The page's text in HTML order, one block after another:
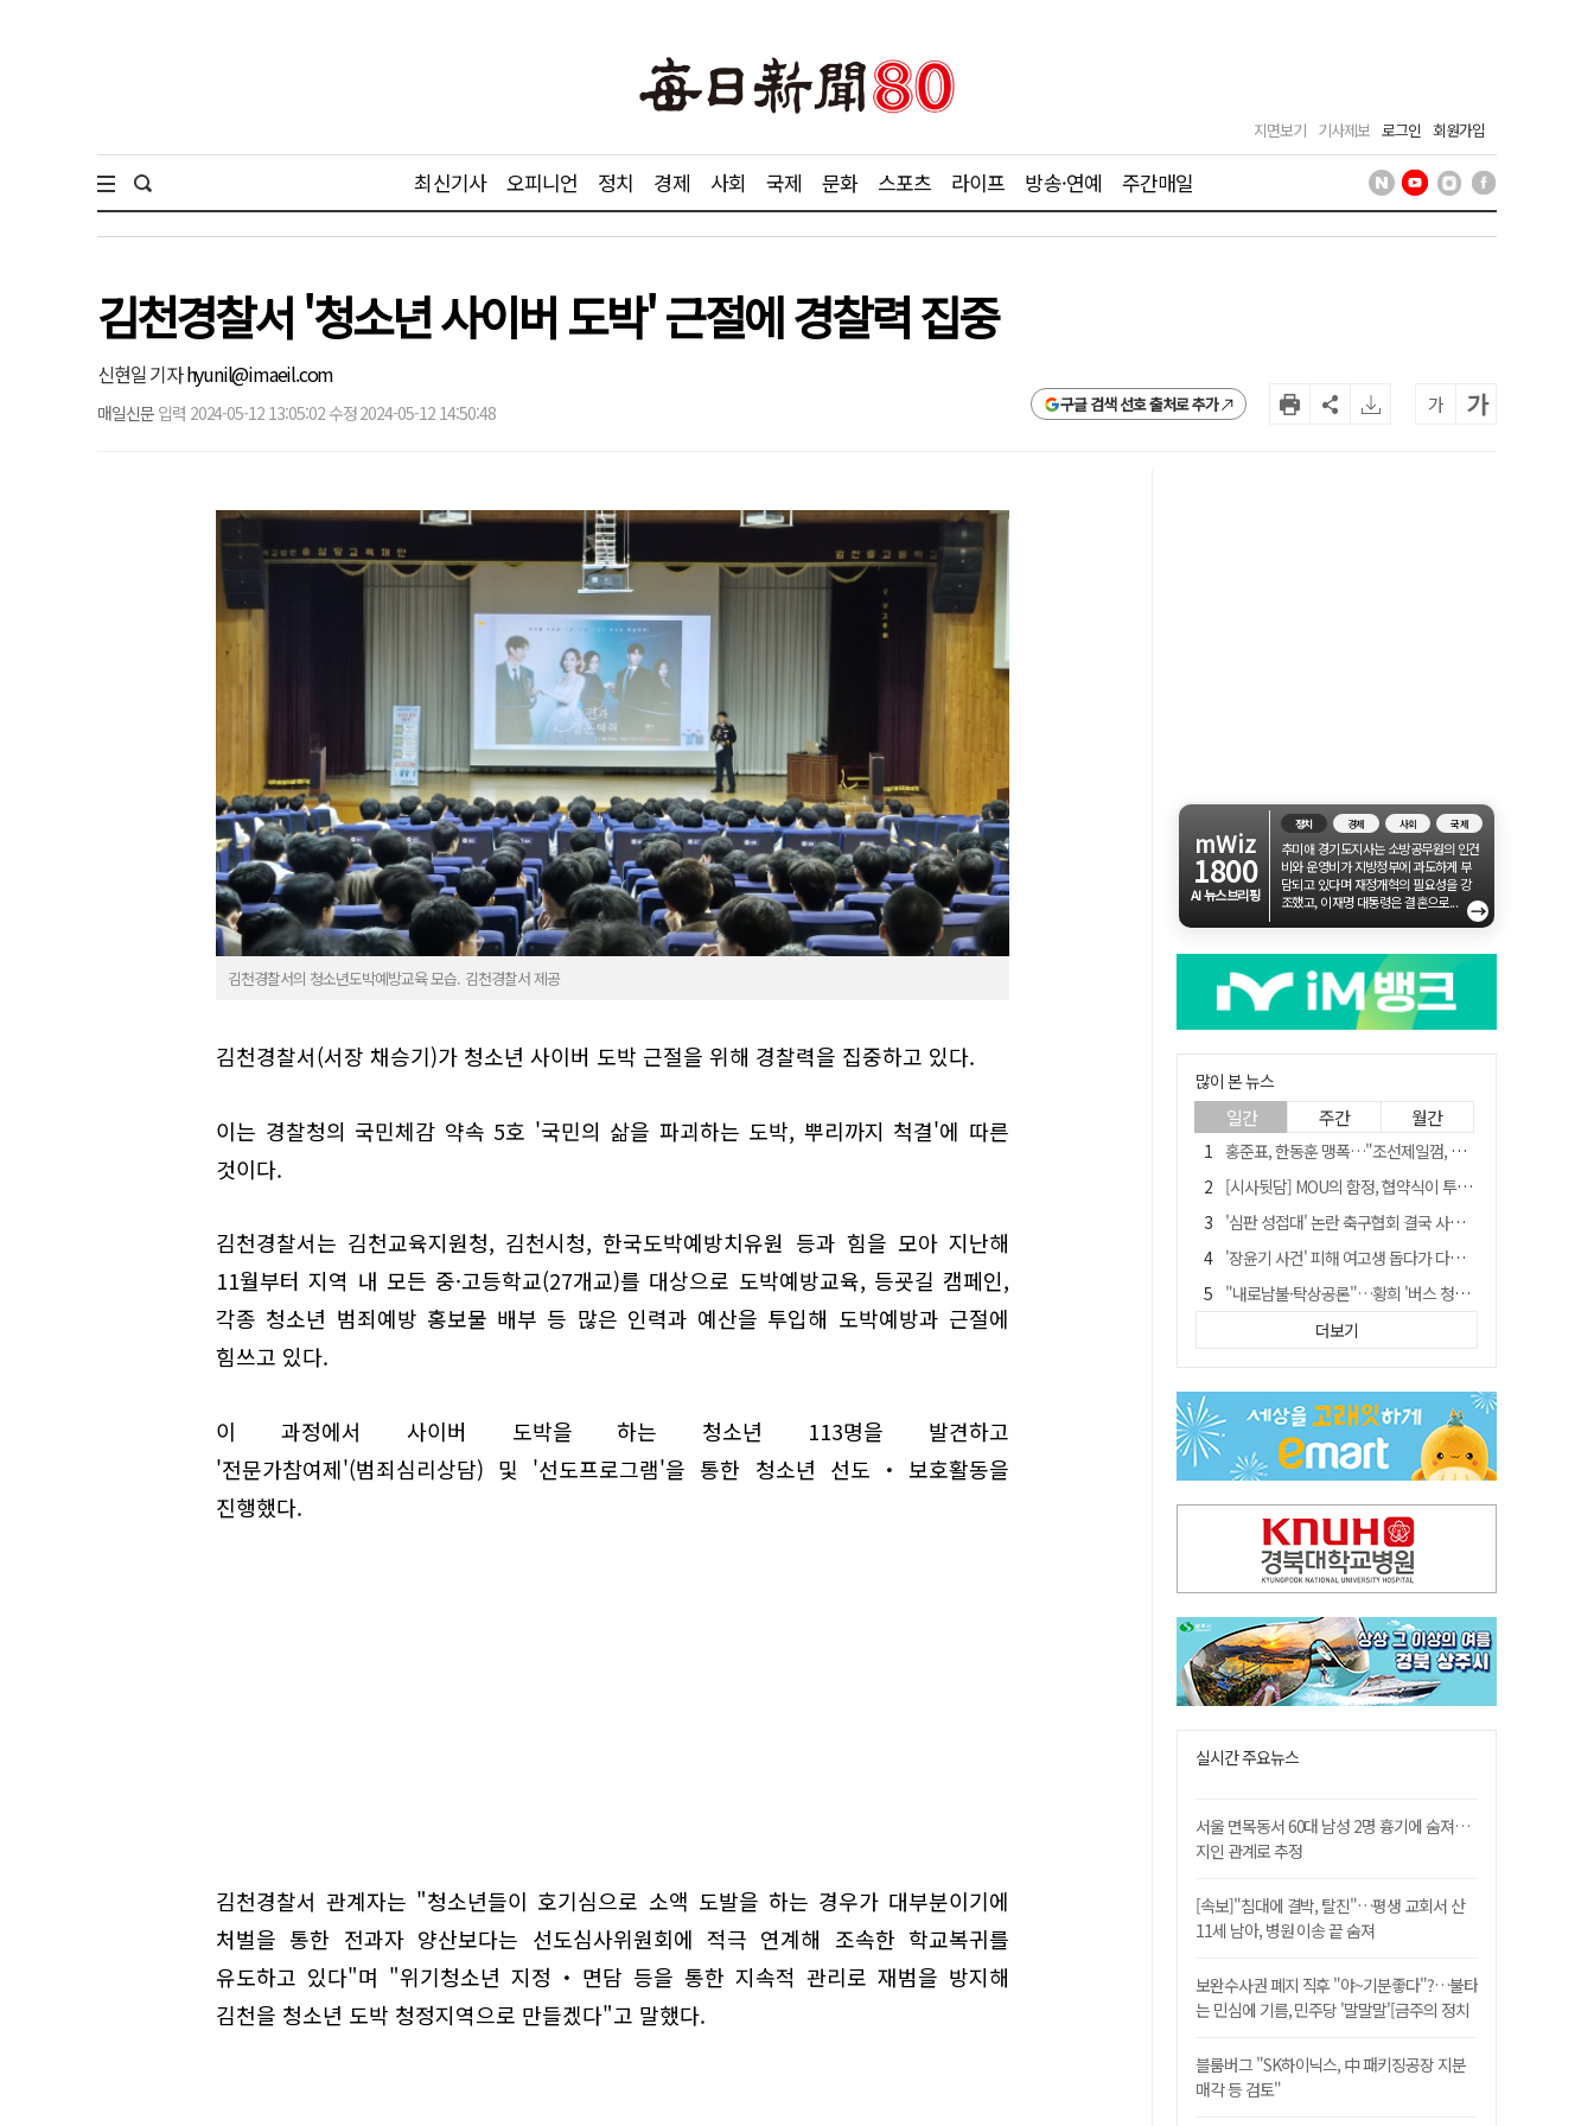
지면보기 기사제보 로그인 회원가입
최신기사 오피니언 정치 경제 사회 국제 문화 스포츠 라이프 방송·연예 주간매일
김천경찰서 '청소년 사이버 도박' 근절에 경찰력 집중
신현일 기자hyunil@imaeil.com
매일신문 입력 2024-05-12 13:05:02 수정 2024-05-12 14:50:48 구글 검색 선호 출처로 추가 가 가
김천경찰서의 청소년도박예방교육 모습. 김천경찰서 제공
김천경찰서(서장 채승기)가 청소년 사이버 도박 근절을 위해 경찰력을 집중하고 있다.
이는 경찰청의 국민체감 약속 5호 '국민의 삶을 파괴하는 도박, 뿌리까지 척결'에 따른
것이다.
김천경찰서는 김천교육지원청, 김천시청, 한국도박예방치유원 등과 힘을 모아 지난해
11월부터 지역 내 모든 중·고등학교(27개교)를 대상으로 도박예방교육, 등굣길 캠페인,
각종 청소년 범죄예방 홍보물 배부 등 많은 인력과 예산을 투입해 도박예방과 근절에
힘쓰고 있다.
이 과정에서 사이버 도박을 하는 청소년 113명을 발견하고
'전문가참여제'(범죄심리상담) 및 '선도프로그램'을 통한 청소년 선도・보호활동을
진행했다.
김천경찰서 관계자는 "청소년들이 호기심으로 소액 도발을 하는 경우가 대부분이기에
처벌을 통한 전과자 양산보다는 선도심사위원회에 적극 연계해 조속한 학교복귀를
유도하고 있다"며 "위기청소년 지정・면담 등을 통한 지속적 관리로 재범을 방지해
김천을 청소년 도박 청정지역으로 만들겠다"고 말했다.
mWiz
1800
AI 뉴스브리핑
정치 경제 사회 국제
추미애 경기도지사는 소방공무원의 인건
비와 운영비가 지방정부에 과도하게 부
담되고 있다며 재정개혁의 필요성을 강
조했고, 이재명 대통령은 결혼으로...
→
많이 본 뉴스
일간 주간 월간
홍준표, 한동훈 맹폭…"조선제일껌, 권력에 살고 권력에 죽었다"
[시사뒷담] MOU의 함정, 협약식이 투자 확정은 아니긴 해
'심판 성접대' 논란 축구협회 결국 사과…"깊이 반성, 쇄신하겠다"
'장윤기 사건' 피해 여고생 돕다가 다친 고교생, 의상자 인정
"내로남불·탁상공론"…황희 '버스 청년주택' 제안에 與 내부서도 쓴소리
"경로당 통장에 비밀번호가 적혀 있다"…전국 돌며 경로당 13곳 턴 30대 구속
예안향교 대성전, '국가지정 보물로 지정'
"침대에 결박, 탈진"…평생 교회서 산 11세 남아, 병원 이송 끝 숨져
거동 불편 모녀 덮친 새벽 화재…90대 어머니·60대 딸 숨져
더보기
실시간 주요뉴스
서울 면목동서 60대 남성 2명 흉기에 숨져…
지인 관계로 추정
[속보]"침대에 결박, 탈진"…평생 교회서 산
11세 남아, 병원 이송 끝 숨져
보완수사권 폐지 직후 "야~기분좋다"?…불타
는 민심에 기름, 민주당 '말말말'[금주의 정치
블룸버그 "SK하이닉스, 中 패키징공장 지분
매각 등 검토"